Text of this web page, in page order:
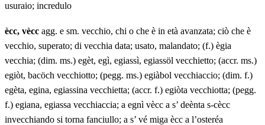
usuraio; incredulo
ècc, vècc agg. e sm. vecchio, chi o che è in età avanzata; ciò che è
vecchio, superato; di vecchia data; usato, malandato; (f.) ègia
vecchia; (dim. ms.) egèt, egì, egiassì, egiassöl vecchietto; (accr. ms.)
egiòt, bacöch vecchiotto; (pegg. ms.) egiàbol vecchiaccio; (dim. f.)
egèta, egina, egiassina vecchietta; (accr. f.) egiòta vecchiotta; (pegg.
f.) egiana, egiassa vecchiaccia; a egnì vècc a s’ deènta s-cècc
invecchiando si torna fanciullo; a s’ vé miga ècc a l’osteréa